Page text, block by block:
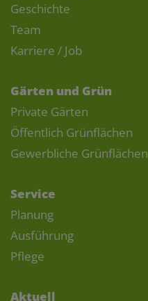
Geschichte
Team
Karriere / Job
Gärten und Grün
Private Gärten
Öffentlich Grünflächen
Gewerbliche Grünflächen
Service
Planung
Ausführung
Pflege
Aktuell